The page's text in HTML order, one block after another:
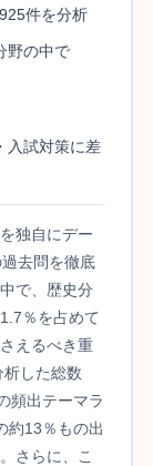
件を分析
野の中で
入試対策に差
独自にデー
去問を徹底
で、歴史分
％を占めて
えるべき重
した総数
頻出テーマラ
約13％もの出
さらに、こ